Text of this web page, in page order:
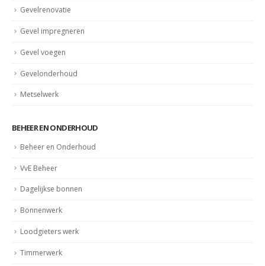
Gevelrenovatie
Gevel impregneren
Gevel voegen
Gevelonderhoud
Metselwerk
BEHEER EN ONDERHOUD
Beheer en Onderhoud
VvE Beheer
Dagelijkse bonnen
Bonnenwerk
Loodgieters werk
Timmerwerk